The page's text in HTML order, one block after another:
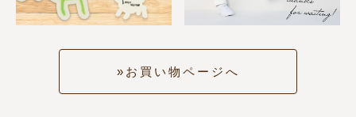
お買い物ページへ